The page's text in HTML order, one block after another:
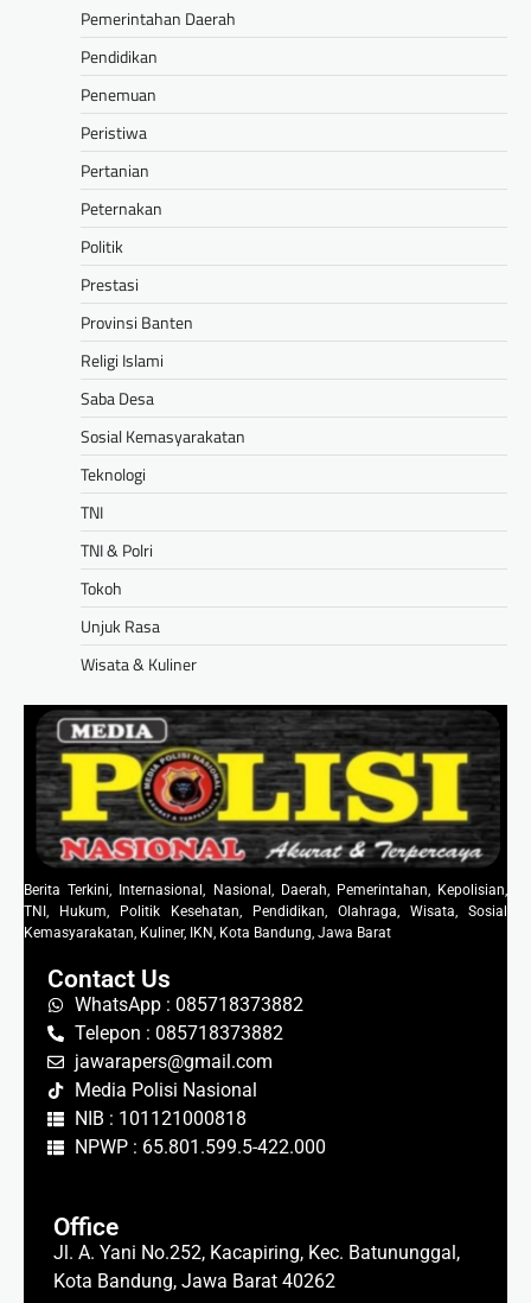
Pemerintahan Daerah
Pendidikan
Penemuan
Peristiwa
Pertanian
Peternakan
Politik
Prestasi
Provinsi Banten
Religi Islami
Saba Desa
Sosial Kemasyarakatan
Teknologi
TNI
TNI & Polri
Tokoh
Unjuk Rasa
Wisata & Kuliner
Berita Terkini, Internasional, Nasional, Daerah, Pemerintahan, Kepolisian,
TNI, Hukum, Politik Kesehatan, Pendidikan, Olahraga, Wisata, Sosial
Kemasyarakatan, Kuliner, IKN, Kota Bandung, Jawa Barat
Contact Us
WhatsApp : 085718373882
Telepon : 085718373882
jawarapers@gmail.com
Media Polisi Nasional
NIB : 101121000818
NPWP : 65.801.599.5-422.000
Office
Jl. A. Yani No.252, Kacapiring, Kec. Batununggal,
Kota Bandung, Jawa Barat 40262